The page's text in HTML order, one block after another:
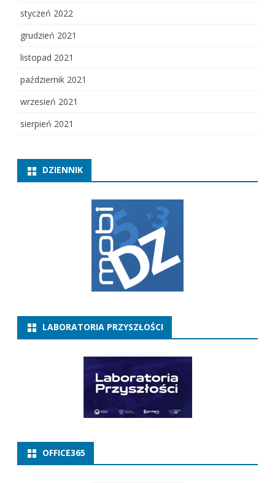
styczeń 2022
grudzień 2021
listopad 2021
październik 2021
wrzesień 2021
sierpień 2021
DZIENNIK
LABORATORIA PRZYSZŁOŚCI
OFFICE365